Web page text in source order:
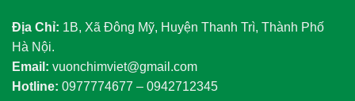
Địa Chỉ: 1B, Xã Đông Mỹ, Huyện Thanh Trì, Thành Phố
Hà Nội.
Email: vuonchimviet@gmail.com
Hotline: 0977774677 – 0942712345